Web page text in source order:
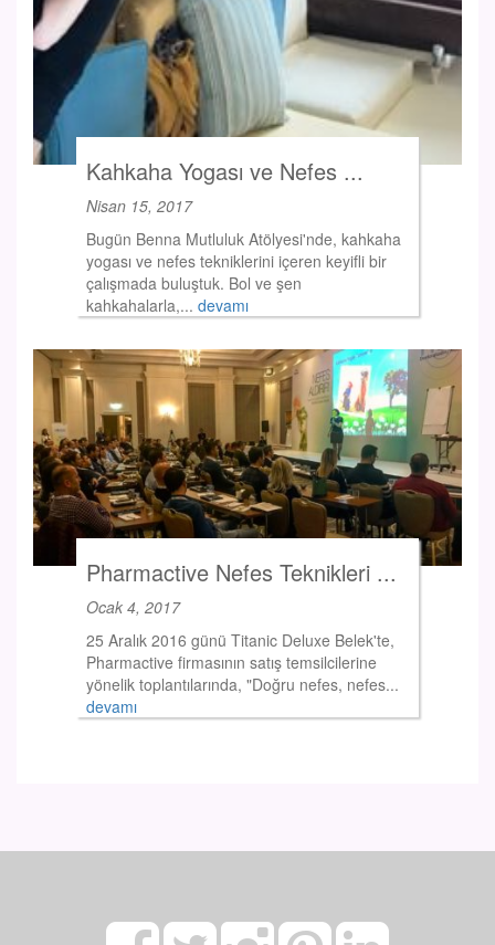
Kahkaha Yogası ve Nefes ...
Nisan 15, 2017
Bugün Benna Mutluluk Atölyesi'nde, kahkaha
yogası ve nefes tekniklerini içeren keyifli bir
çalışmada buluştuk. Bol ve şen
kahkahalarla,...devamı
Pharmactive Nefes Teknikleri ...
Ocak 4, 2017
25 Aralık 2016 günü Titanic Deluxe Belek'te,
Pharmactive firmasının satış temsilcilerine
yönelik toplantılarında, "Doğru nefes, nefes...
devamı